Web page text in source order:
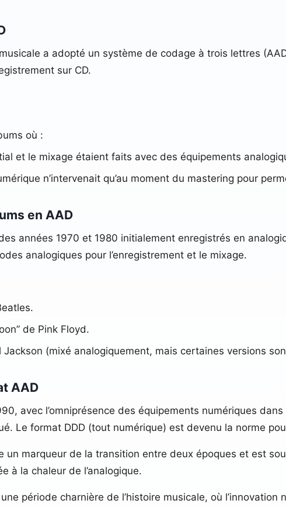
a adopté un système de codage à trois lettres
sur CD.
où :
et le mixage étaient faits avec des équipements
n’intervenait qu’au moment du mastering pour
en AAD
années 1970 et 1980 initialement enregistrés en
analogiques pour l’enregistrement et le mixage.
de Pink Floyd.
Jackson (mixé analogiquement, mais certaines versions
AAD
avec l’omniprésence des équipements numériques
Le format DDD (tout numérique) est devenu la norme
un marqueur de la transition entre deux époques et est
à la chaleur de l’analogique.
période charnière de l’histoire musicale, où